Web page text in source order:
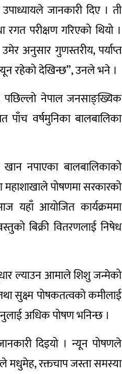
जानकारी दिए । ती
परीक्षण गरिएको थियो ।
अनुसार गुणस्तरीय, पर्याप्त
रहेको देखिन्छ”, उनले भने ।
। पछिल्लो नेपाल जनसाङ्ख्यिक
पाँच वर्षमुनिका बालबालिका
नपाएका बालबालिकाको
महाशाखाले पोषणमा सरकारको
यहाँ आयोजित कार्यक्रममा
बिक्री वितरणलाई निषेध
ल्याउन आमाले शिशु जन्मेको
तथा सुक्ष्म पोषकतत्वको कमीलाई
अधिक पोषण भनिन्छ ।
दिइयो । न्यून पोषणले
मधुमेह, रक्तचाप जस्ता समस्या